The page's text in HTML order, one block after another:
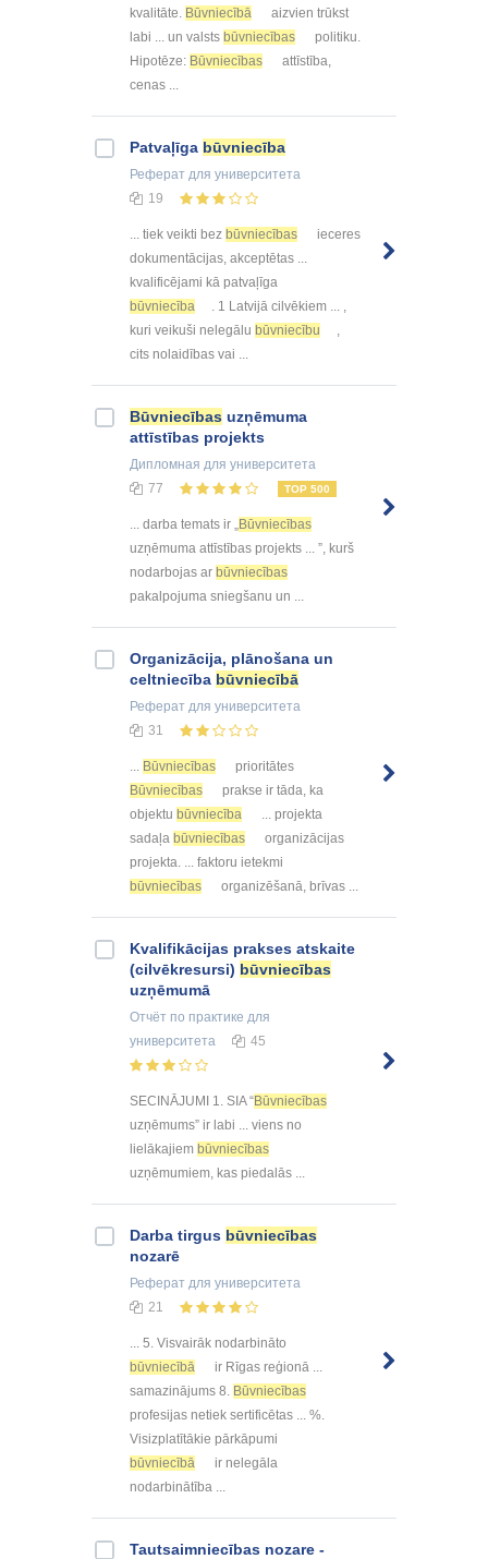
kvalitāte. Būvniecībā
aizvien trūkst
labi ... un valsts būvniecības
politiku.
Hipotēze: Būvniecības
attīstība,
cenas ...
Patvaļīga būvniecība
Реферат для университета
19
... tiek veikti bez būvniecības
ieceres
dokumentācijas, akceptētas ...
kvalificējami kā patvaļīga
būvniecība
. 1 Latvijā cilvēkiem ... ,
kuri veikuši nelegālu būvniecību
,
cits nolaidības vai ...
Būvniecības uzņēmuma
attīstības projekts
Дипломная для университета
77
TOP 500
... darba temats ir „Būvniecības
uzņēmuma attīstības projekts ... ”, kurš
nodarbojas ar būvniecības
pakalpojuma sniegšanu un ...
Organizācija, plānošana un
celtniecība būvniecībā
Реферат для университета
31
... Būvniecības
prioritātes
Būvniecības
prakse ir tāda, ka
objektu būvniecība
... projekta
sadaļa būvniecības
organizācijas
projekta. ... faktoru ietekmi
būvniecības
organizēšanā, brīvas ...
Kvalifikācijas prakses atskaite
(cilvēkresursi) būvniecības
uzņēmumā
Отчёт по практике для
университета
45
SECINĀJUMI 1. SIA “Būvniecības
uzņēmums” ir labi ... viens no
lielākajiem būvniecības
uzņēmumiem, kas piedalās ...
Darba tirgus būvniecības
nozarē
Реферат для университета
21
... 5. Visvairāk nodarbināto
būvniecībā
ir Rīgas reģionā ...
samazinājums 8. Būvniecības
profesijas netiek sertificētas ... %.
Visizplatītākie pārkāpumi
būvniecībā
ir nelegāla
nodarbinātība ...
Tautsaimniecības nozare -